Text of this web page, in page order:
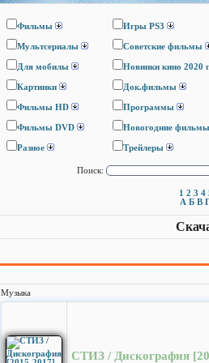
Фильмы Игры PS3
Мультсериалы Cоветские фильмы
Для мобилы Новинки кино 2020
Картинки Док.фильмы
Фильмы HD Программы
Фильмы DVD Новогодние фильмы
Разное Трейлеры
Поиск:
1 2 3 4
А Б В
Музыка
СТИЗ / Дискография